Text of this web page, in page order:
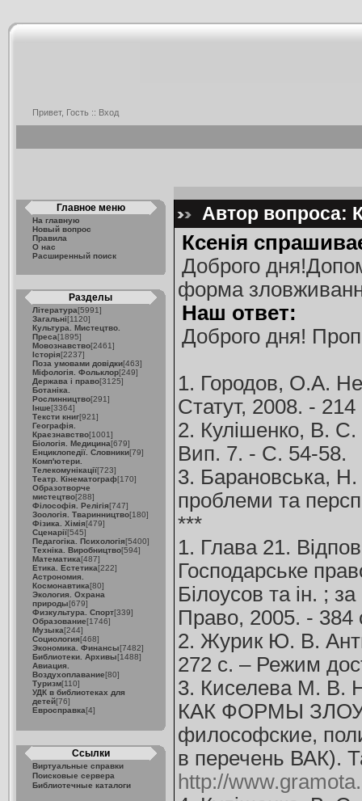
Привет, Гость :: Вход
Главное меню
На главную
Новый вопрос
Правила
О нас
Расширенный поиск
Разделы
Література[5991]
Загальні[1120]
Культура. Мистецтво.
Преса[1895]
Мовознавство[2461]
Історія[2237]
Поза умовами довідки[463]
Міфологія. Фольклор[249]
Держава і право[3125]
Ботаніка.
Рослинництво[291]
Інше[3364]
Тексти книг[921]
Географія.
Краєзнавство[1001]
Біологія. Медицина[679]
Енциклопедії. Словники[79]
Комп'ютери.
Телекомунікації[723]
Театр. Кінематограф[170]
Образотворче
мистецтво[288]
Філософія. Релігія[747]
Зоологія. Тваринництво[180]
Фізика. Хімія[479]
Сценарії[545]
Педагогіка. Психологія[5400]
Техніка. Виробництво[594]
Математика[487]
Етика. Естетика[222]
Астрономия.
Космонавтика[80]
Экология. Охрана
природы[679]
Физкультура. Спорт[339]
Образование[1746]
Музыка[244]
Социология[468]
Экономика. Финансы[7482]
Библиотеки. Архивы[1488]
Авиация.
Воздухоплавание[80]
Туризм[110]
УДК в библиотеках для
детей[76]
Евросправка[4]
Ссылки
Виртуальные справки
Поисковые сервера
Библиотечные каталоги
Автор вопроса:
Ксенія
Доброго
форма
Наш ответ:
Доброго дня!
1. Городов, О.А.
Статут, 2008. - 214
2. Кулішенко, В. С.
Вип. 7. - С. 54-58.
3. Барановська, Н.
проблеми та
***
1. Глава 21.
Господарське
Білоусов та ін. ;
Право, 2005. -
2. Журик Ю. В.
272 с. – Режим
3. Киселева М.
КАК ФОРМЫ
философские,
в перечень ВАК).
http://